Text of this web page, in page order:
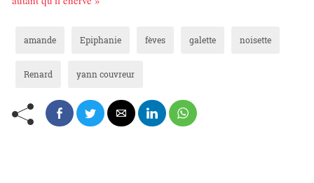
amande Epiphanie fèves galette noisette
Renard yann couvreur